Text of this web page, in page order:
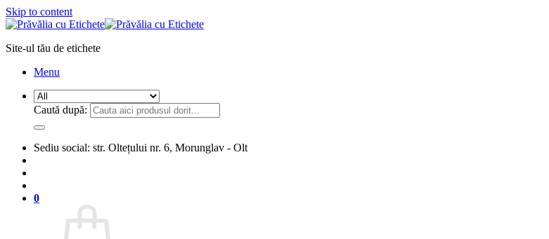
Skip to content
Site-ul tău de etichete
Menu
Caută după:
Sediu social: str. Oltețului nr. 6, Morunglav - Olt
0